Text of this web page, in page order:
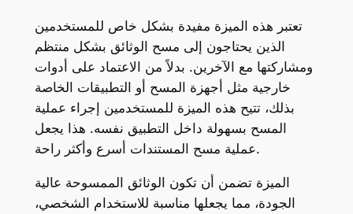
تعتبر هذه الميزة مفيدة بشكل خاص للمستخدمين
الذين يحتاجون إلى مسح الوثائق بشكل منتظم
ومشاركتها مع الآخرين. بدلاً من الاعتماد على أدوات
خارجية مثل أجهزة المسح أو التطبيقات الخاصة
بذلك، تتيح هذه الميزة للمستخدمين إجراء عملية
المسح بسهولة داخل التطبيق نفسه. هذا يجعل
عملية مسح المستندات أسرع وأكثر راحة.
الميزة تضمن أن تكون الوثائق الممسوحة عالية
الجودة، مما يجعلها مناسبة للاستخدام الشخصي،